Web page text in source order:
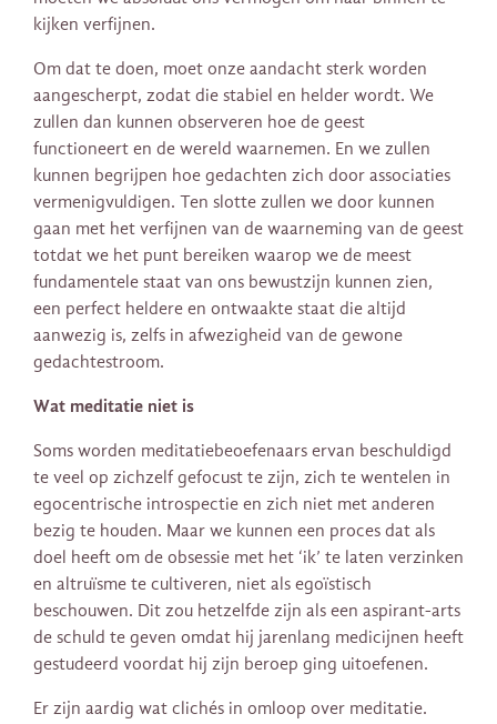
kijken verfijnen.
Om dat te doen, moet onze aandacht sterk worden
aangescherpt, zodat die stabiel en helder wordt. We
zullen dan kunnen observeren hoe de geest
functioneert en de wereld waarnemen. En we zullen
kunnen begrijpen hoe gedachten zich door associaties
vermenigvuldigen. Ten slotte zullen we door kunnen
gaan met het verfijnen van de waarneming van de geest
totdat we het punt bereiken waarop we de meest
fundamentele staat van ons bewustzijn kunnen zien,
een perfect heldere en ontwaakte staat die altijd
aanwezig is, zelfs in afwezigheid van de gewone
gedachtestroom.
Wat meditatie niet is
Soms worden meditatiebeoefenaars ervan beschuldigd
te veel op zichzelf gefocust te zijn, zich te wentelen in
egocentrische introspectie en zich niet met anderen
bezig te houden. Maar we kunnen een proces dat als
doel heeft om de obsessie met het ‘ik’ te laten verzinken
en altruïsme te cultiveren, niet als egoïstisch
beschouwen. Dit zou hetzelfde zijn als een aspirant-arts
de schuld te geven omdat hij jarenlang medicijnen heeft
gestudeerd voordat hij zijn beroep ging uitoefenen.
Er zijn aardig wat clichés in omloop over meditatie.